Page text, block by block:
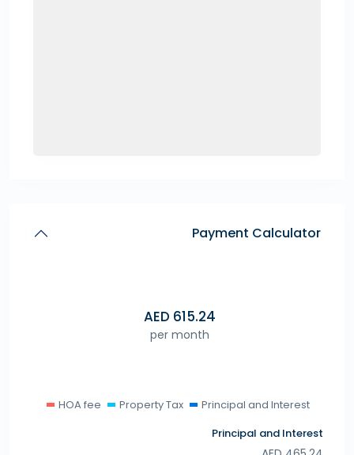
Payment Calculator
615.24
per month
Principal and Interest
Property Tax
HOA fee
Principal and Interest